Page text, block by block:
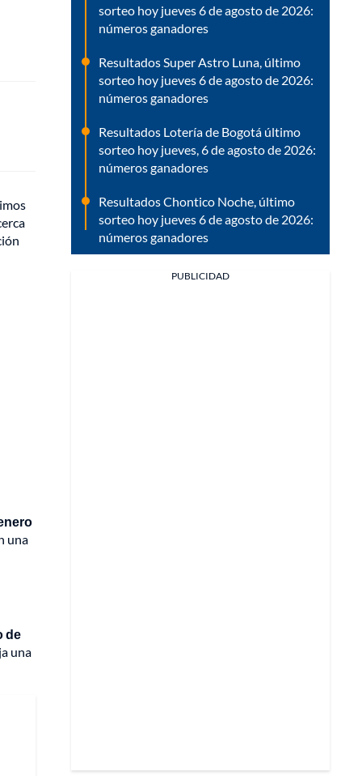
una
de
una
sorteo hoy jueves 6 de agosto de 2026:
números ganadores
Resultados Super Astro Luna, último
sorteo hoy jueves 6 de agosto de 2026:
números ganadores
Resultados Lotería de Bogotá último
sorteo hoy jueves, 6 de agosto de 2026:
números ganadores
Resultados Chontico Noche, último
sorteo hoy jueves 6 de agosto de 2026:
números ganadores
PUBLICIDAD